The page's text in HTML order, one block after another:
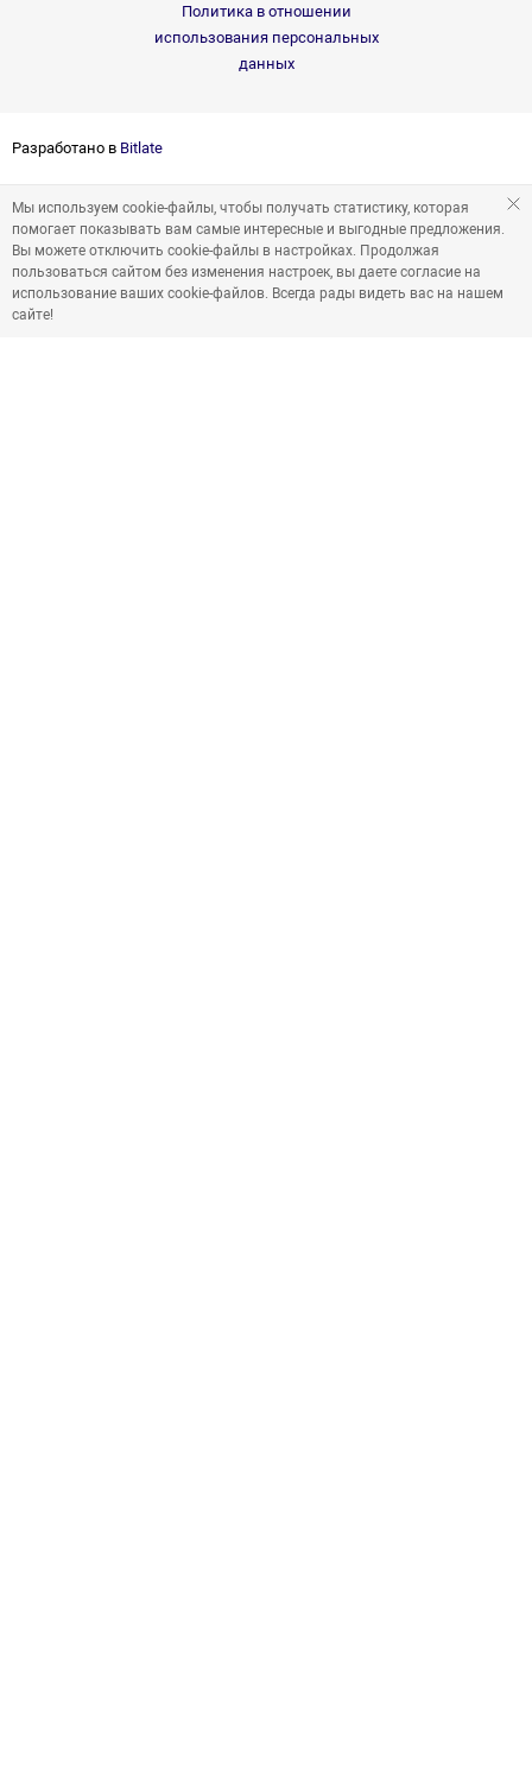
Политика в отношении
использования персональных
данных
Разработано в Bitlate
Мы используем cookie-файлы, чтобы получать статистику, которая
помогает показывать вам самые интересные и выгодные предложения.
Вы можете отключить cookie-файлы в настройках. Продолжая
пользоваться сайтом без изменения настроек, вы даете согласие на
использование ваших cookie-файлов. Всегда рады видеть вас на нашем
сайте!